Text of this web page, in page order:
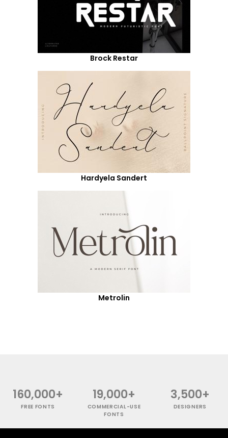
Brock Restar
Hardyela Sandert
Metrolin
160,000+
FREE FONTS
19,000+
COMMERCIAL-USE
FONTS
3,500+
DESIGNERS